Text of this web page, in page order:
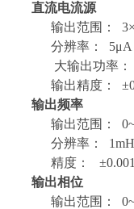
直流电流源
输出范围：
分辨率： 5μA
大输出功率：
输出精度：
输出频率
输出范围：
分辨率：
精度： ±0.001Hz
输出相位
输出范围：